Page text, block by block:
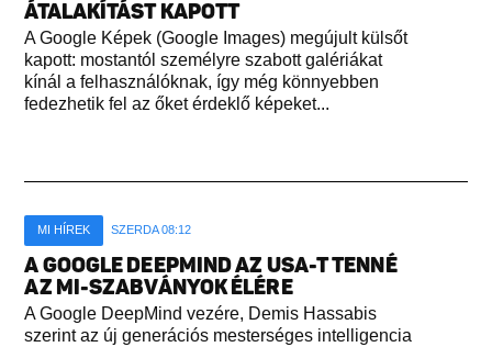
ÁTALAKÍTÁST KAPOTT
A Google Képek (Google Images) megújult külsőt
kapott: mostantól személyre szabott galériákat
kínál a felhasználóknak, így még könnyebben
fedezhetik fel az őket érdeklő képeket...
MI HÍREK SZERDA 08:12
A GOOGLE DEEPMIND AZ USA-T TENNÉ
AZ MI-SZABVÁNYOK ÉLÉRE
A Google DeepMind vezére, Demis Hassabis
szerint az új generációs mesterséges intelligencia